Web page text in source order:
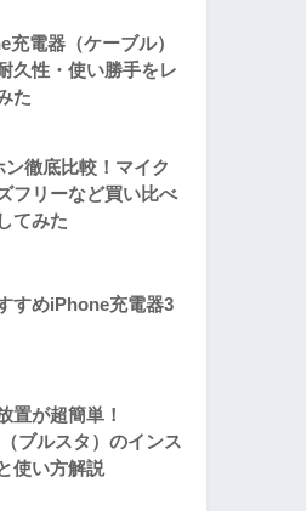
充電器（ケーブル）
久性・使い勝手をレ
た
ン徹底比較！マイク
フリーなど買い比べ
てみた
すめiPhone充電器3
置が超簡単！
ブルスタ）のインス
使い方解説